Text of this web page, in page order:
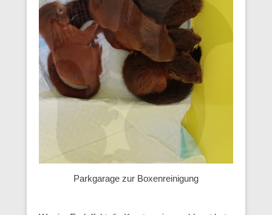
Parkgarage zur Boxenreinigung